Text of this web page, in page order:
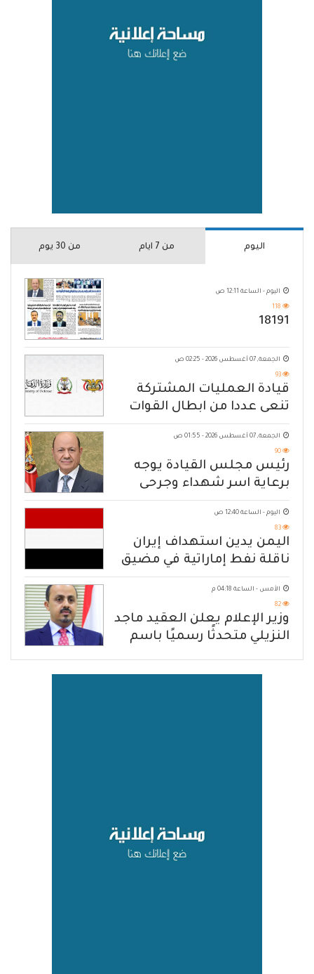
اليوم من 7 ايام من 30 يوم
اليوم - الساعة 12:11 ص
118
18191
الجمعة, 07 أغسطس 2026 - 02:25 ص
93
قيادة العمليات المشتركة
تنعى عددا من ابطال القوات
المسلحة
الجمعة, 07 أغسطس 2026 - 01:55 ص
90
رئيس مجلس القيادة يوجه
برعاية اسر شهداء وجرحى
الهجوم الإرهابي الحوثي والرد
الحازم على مصدر التهديد
اليوم - الساعة 12:40 ص
83
اليمن يدين استهداف إيران
ناقلة نفط إماراتية في مضيق
هرمز
الأمس - الساعة 04:18 م
82
وزير الإعلام يعلن العقيد ماجد
النزيلي متحدثًا رسميًا باسم